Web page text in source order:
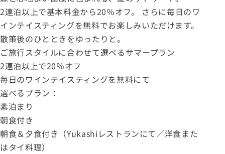
2連泊以上で基本料金から20％オフ。 さらに毎日のワ
インテイスティングを無料でお楽しみいただけます。
散策後のひとときをゆったりと。
ご旅行スタイルに合わせて選べるサマープラン
2連泊以上で20％オフ
毎日のワインテイスティングを無料にて
選べるプラン：
素泊まり
朝食付き
朝食＆夕食付き（Yukashiレストランにて／洋食また
はタイ料理）